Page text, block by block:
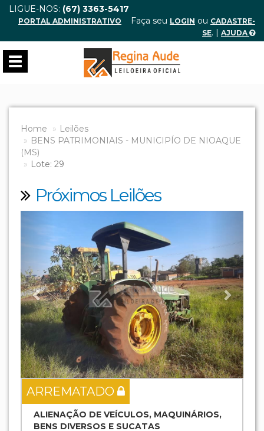
LIGUE-NOS: (67) 3363-5417
PORTAL ADMINISTRATIVO Faça seu LOGIN ou CADASTRE-
SE. | AJUDA
Toggle
navigation
Home
Leilões
BENS PATRIMONIAIS - MUNICIPÍO DE NIOAQUE
(MS)
Lote: 29
Próximos Leilões
ARREMATADO
ALIENAÇÃO DE VEÍCULOS, MAQUINÁRIOS,
BENS DIVERSOS E SUCATAS